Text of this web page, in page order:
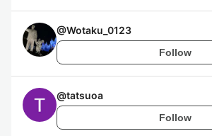
@Wotaku_0123
Follow
@tatsuoa
Follow